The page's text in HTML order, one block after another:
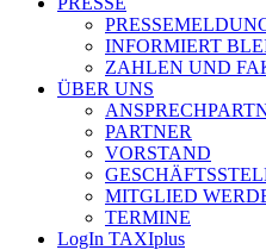
INFORMIERT
ZAHLEN UND
ÜBER UNS
PARTNER
VORSTAND
MITGLIED
TERMINE
LogIn TAXIplus